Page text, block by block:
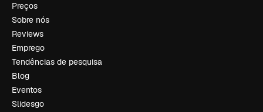
Preços
Sobre nós
Reviews
Emprego
Tendências de pesquisa
Blog
Eventos
Slidesgo